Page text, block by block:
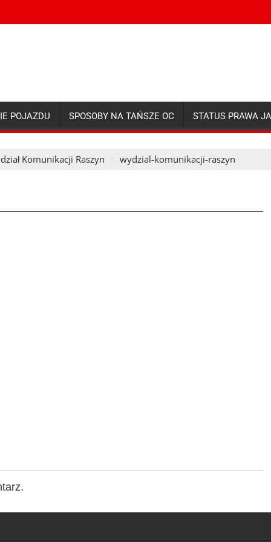
POJAZDU SPOSOBY NA TAŃSZE OC STATUS PRAWA
Komunikacji Raszyn wydzial-komunikacji-raszyn